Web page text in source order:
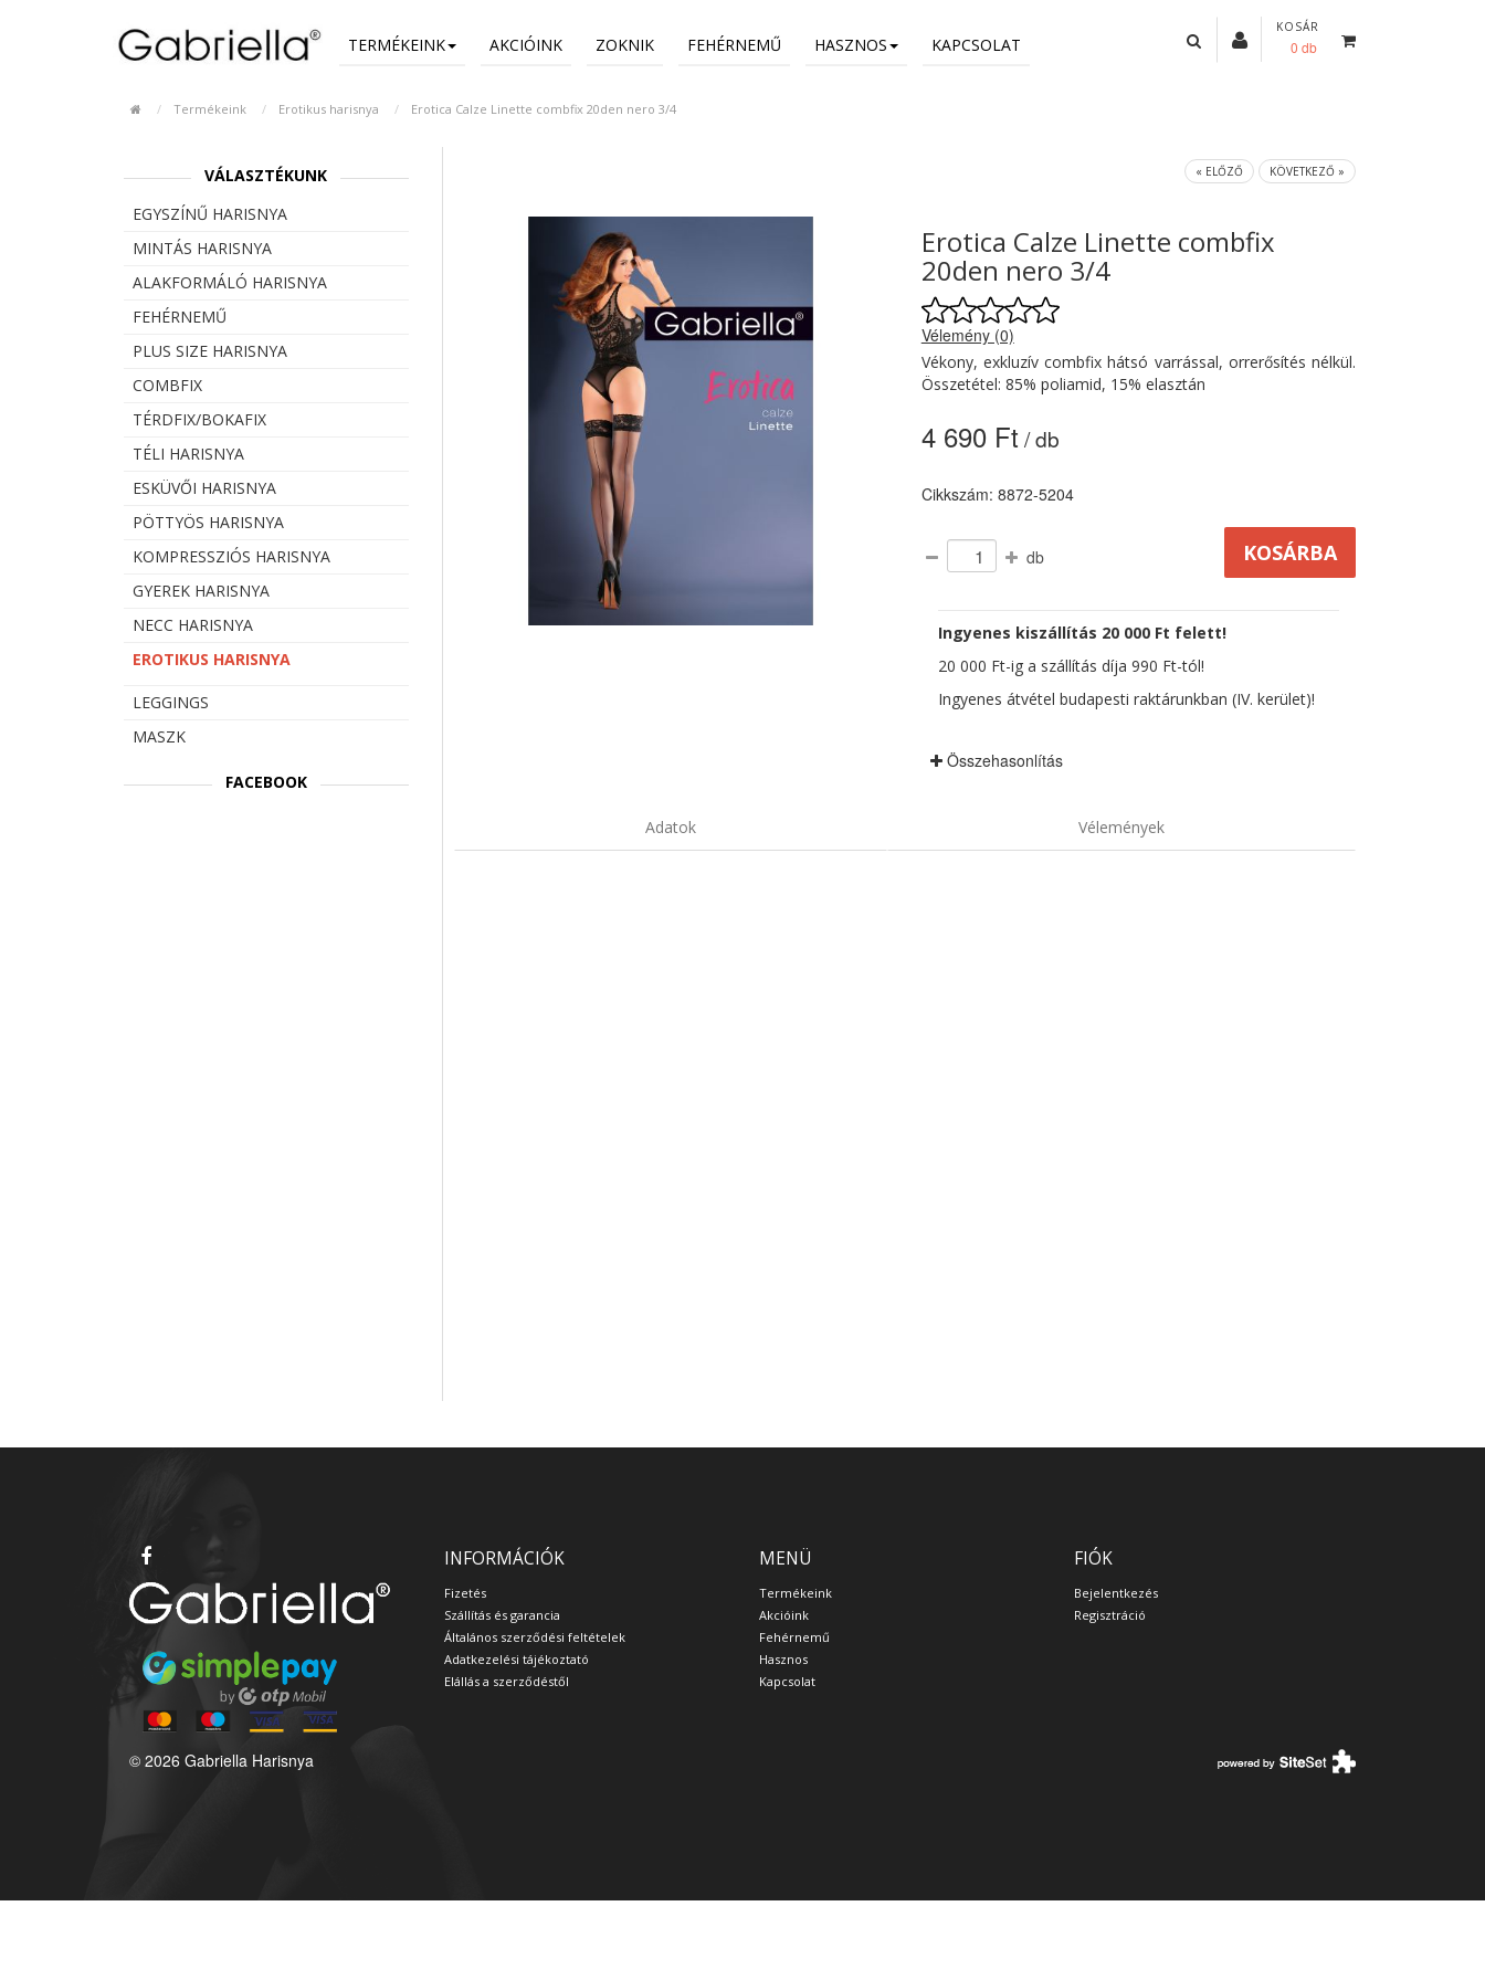
TERMÉKEINK AKCIÓINK ZOKNIK FEHÉRNEMŰ HASZNOS KAPCSOLAT
KOSÁR
0 db
Termékeink Erotikus harisnya Erotica Calze Linette combfix 20den nero 3/4
VÁLASZTÉKUNK
EGYSZÍNŰ HARISNYA
MINTÁS HARISNYA
ALAKFORMÁLÓ HARISNYA
FEHÉRNEMŰ
PLUS SIZE HARISNYA
COMBFIX
TÉRDFIX/BOKAFIX
TÉLI HARISNYA
ESKÜVŐI HARISNYA
PÖTTYÖS HARISNYA
KOMPRESSZIÓS HARISNYA
GYEREK HARISNYA
NECC HARISNYA
EROTIKUS HARISNYA
LEGGINGS
MASZK
FACEBOOK
« ELŐZŐ KÖVETKEZŐ »
Erotica Calze Linette combfix
20den nero 3/4
Vélemény (0)
Vékony, exkluzív combfix hátsó varrással, orrerősítés nélkül.
Összetétel: 85% poliamid, 15% elasztán
4 690 Ft / db
Cikkszám: 8872-5204
db
Ingyenes kiszállítás 20 000 Ft felett!
20 000 Ft-ig a szállítás díja 990 Ft-tól!
Ingyenes átvétel budapesti raktárunkban (IV. kerület)!
Összehasonlítás
Adatok Vélemények
INFORMÁCIÓK
Fizetés
Szállítás és garancia
Általános szerződési feltételek
Adatkezelési tájékoztató
Elállás a szerződéstől
MENÜ
Termékeink
Akcióink
Fehérnemű
Hasznos
Kapcsolat
FIÓK
Bejelentkezés
Regisztráció
© 2026 Gabriella Harisnya